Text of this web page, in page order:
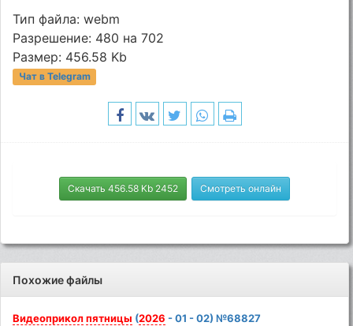
Тип файла: webm
Разрешение: 480 на 702
Размер: 456.58 Kb
Чат в Telegram
Скачать 456.58 Kb 2452 Смотреть онлайн
Похожие файлы
Видеоприкол пятницы (2026 - 01 - 02) №68827